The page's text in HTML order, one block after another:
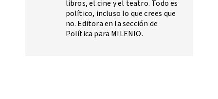
libros, el cine y el teatro. Todo es
político, incluso lo que crees que
no. Editora en la sección de
Política para MILENIO.